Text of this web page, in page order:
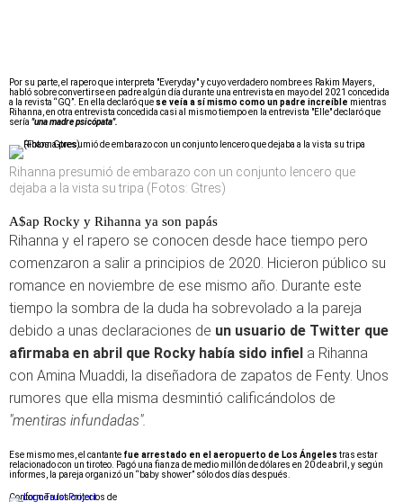
Por su parte, el rapero que interpreta "Everyday" y cuyo verdadero nombre es Rakim Mayers,
habló sobre convertirse en padre algún día durante una entrevista en mayo del 2021 concedida
a la revista “GQ”. En ella declaró quese veía a sí mismo como un padre increíble mientras
Rihanna, en otra entrevista concedida casi al mismo tiempo en la entrevista "Elle" declaró que
sería "una madre psicópata".
Rihanna presumió de embarazo con un conjunto lencero que
dejaba a la vista su tripa (Fotos: Gtres)
A$ap Rocky y Rihanna ya son papás
Rihanna y el rapero se conocen desde hace tiempo pero
comenzaron a salir a principios de 2020. Hicieron público su
romance en noviembre de ese mismo año. Durante este
tiempo la sombra de la duda ha sobrevolado a la pareja
debido a unas declaraciones de un usuario de Twitter que
afirmaba en abril que Rocky había sido infiel a Rihanna
con Amina Muaddi, la diseñadora de zapatos de Fenty. Unos
rumores que ella misma desmintió calificándolos de
"mentiras infundadas".
Ese mismo mes, el cantante fue arrestado en el aeropuerto de Los Ángeles tras estar
relacionado con un tiroteo. Pagó una fianza de medio millón de dólares en 20 de abril, y según
informes, la pareja organizó un “baby shower” sólo dos días después.
Conforme a los criterios de